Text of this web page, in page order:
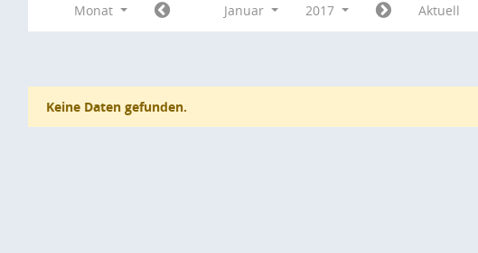
Monat Januar 2017 Aktuell
Keine Daten gefunden.